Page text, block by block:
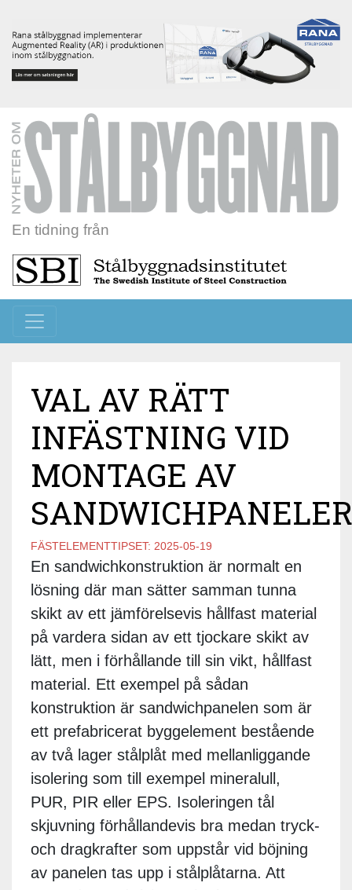
En tidning från
Toggle navigation
VAL AV RÄTT
INFÄSTNING VID
MONTAGE AV
SANDWICHPANELER
FÄSTELEMENTTIPSET: 2025-05-19
En sandwichkonstruktion är normalt en
lösning där man sätter samman tunna
skikt av ett jämförelsevis hållfast material
på vardera sidan av ett tjockare skikt av
lätt, men i förhållande till sin vikt, hållfast
material. Ett exempel på sådan
konstruktion är sandwichpanelen som är
ett prefabricerat byggelement bestående
av två lager stålplåt med mellanliggande
isolering som till exempel mineralull,
PUR, PIR eller EPS. Isoleringen tål
skjuvning förhållandevis bra medan tryck-
och dragkrafter som uppstår vid böjning
av panelen tas upp i stålplåtarna. Att